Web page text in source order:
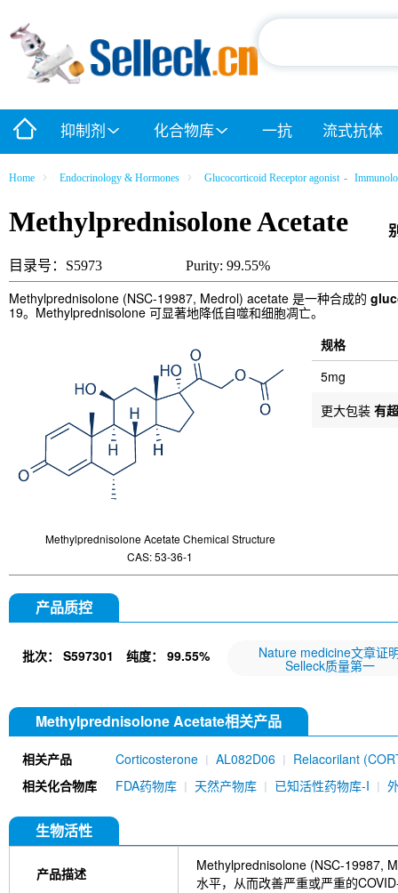
抑制剂 化合物库 一抗 流式抗体
Home Endocrinology & Hormones Glucocorticoid Receptor agonist -
Methylprednisolone Acetate
目录号：S5973 Purity: 99.55%
Methylprednisolone (NSC-19987, Medrol) acetate 是一种合成的
19。Methylprednisolone 可显著地降低自噬和细胞凋亡。
Methylprednisolone Acetate Chemical Structure
CAS: 53-36-1
规格
5mg
更大包装 有
产品质控
批次： S597301 纯度： 99.55% Nature medicine文章证
Selleck质量第一
Methylprednisolone Acetate相关产品
相关产品 Corticosterone AL082D06
Relacorilant
相关化合物库
FDA药物库 天然产物库 已知活性药物库-I
生物活性
产品描述
Methylprednisolone (NSC-19987,
水平，从而改善严重或严重的